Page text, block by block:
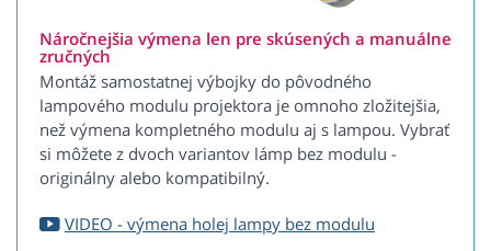
Náročnejšia výmena len pre skúsených a manuálne
zručných
Montáž samostatnej výbojky do pôvodného
lampového modulu projektora je omnoho zložitejšia,
než výmena kompletného modulu aj s lampou. Vybrať
si môžete z dvoch variantov lámp bez modulu -
originálny alebo kompatibilný.
VIDEO - výmena holej lampy bez modulu